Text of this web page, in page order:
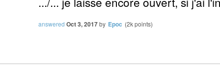
answered Oct 3, 2017by Epoc (2kpoints)